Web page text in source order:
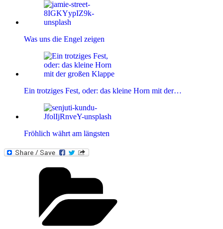
Was uns die Engel zeigen
Ein trotziges Fest, oder: das kleine Horn mit der…
Fröhlich währt am längsten